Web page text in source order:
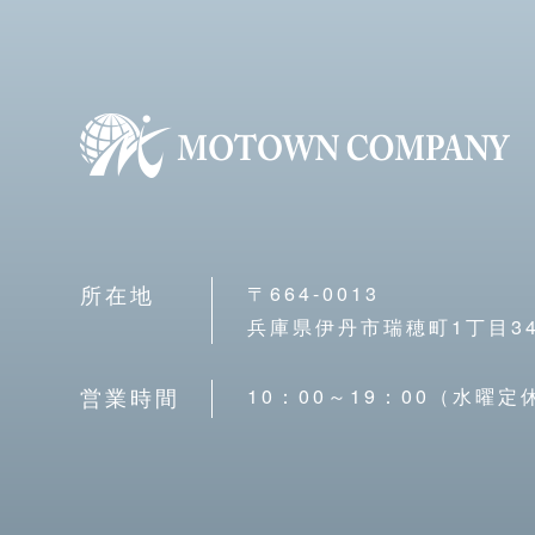
所在地
〒664-0013
兵庫県伊丹市瑞穂町1丁目
営業時間 10：00～19：00（水曜定休